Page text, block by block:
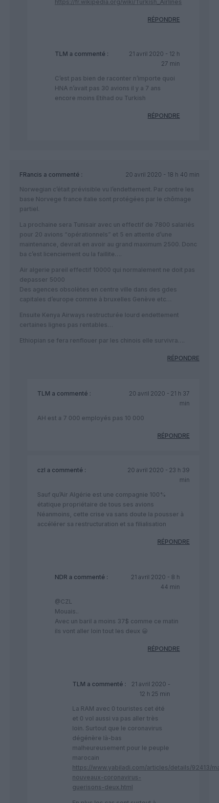
https://fr.wikipedia.org/wiki/Turkish_Airlines
RÉPONDRE
TLM a commenté :
21 avril 2020 - 12 h
27 min
C’est pas bien de raconter n’importe quoi
HNA n’avait pas 30 avions il y a 7 ans
encore moins Etihad ou Turkish
RÉPONDRE
FRancis a commenté :
20 avril 2020 - 18 h 40 min
Norwegian c’était prévisible vu l’endettement. Par contre les
base Norvege france italie sont protégées par le chômage
partiel.
La prochaine sera Tunisair avec un effectif de 7800 salariés
pour 20 avions “opérationnels” et 5 en attente d’une
maintenance, devrait en avoir au grand maximum 2500. Donc
ba c’est licenciement ou la faillite….
Air algerie pareil effectif 10000 qui normalement ne doit pas
depasser 5000
Des agences obsolètes en centre ville dans des gdes
capitales d’europe comme à bruxelles Genève etc…
Ensuite Kenya Airways restructurée lourd endettement
certaines lignes pas rentables…
Ethiopian se fera renflouer par les chinois elle survivra….
RÉPONDRE
TLM a commenté :
20 avril 2020 - 21 h 37
min
AH est a 7 000 employés pas 10 000
RÉPONDRE
czl a commenté :
20 avril 2020 - 23 h 39
min
Sauf qu’Air Algérie est une compagnie 100%
étatique propriétaire de tous ses avions
Néanmoins, cette crise va sans doute la pousser à
accélérer sa restructuration et sa filialisation
RÉPONDRE
NDR a commenté :
21 avril 2020 - 8 h
44 min
@CZL
Mouais..
Avec un baril a moins 37$ comme ce matin
ils vont aller loin tout les deux 😀
RÉPONDRE
TLM a commenté :
21 avril 2020 -
12 h 25 min
La RAM avec 0 touristes cet été
et 0 vol aussi va pas aller très
loin. Surtout que le coronavirus
dégénère là-bas
malheureusement pour le peuple
marocain
https://www.yabiladi.com/articles/details/92413/
nouveaux-coronavirus-
guerisons-deux.html